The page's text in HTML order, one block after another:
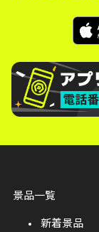
景品一覧
新着景品